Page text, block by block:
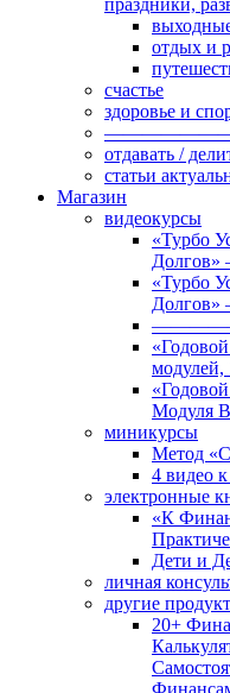
праздники,
отдых и
счастье
здоровье и
отдавать /
статьи
Магазин
видеокурсы
«Турбо
Долгов»
«Турбо
Долгов»
модулей,
Модуля
миникурсы
Метод
4 видео
электронные
«К
Дети и
личная
другие
20+